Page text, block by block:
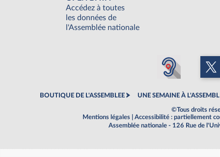
Accédez à toutes
les données de
l'Assemblée nationale
BOUTIQUE DE L'ASSEMBLEE UNE SEMAINE À
©Tous droits
Mentions légales
Accessibilité : partiellement
Assemblée nationale - 126 Rue de